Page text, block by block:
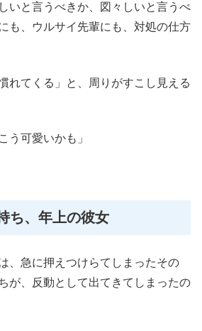
いと言うべきか、図々しいと言うべ
も、ウルサイ先輩にも、対処の仕方
れてくる」と、周りがすこし見える
う可愛いかも」
ち、年上の彼女
、急に押えつけらてしまったその
が、反動として出てきてしまったの